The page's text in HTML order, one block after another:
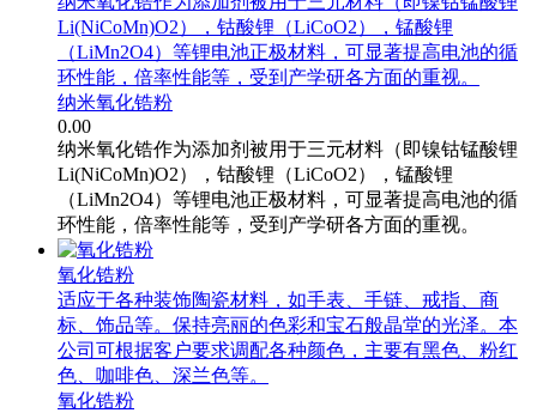
Li(NiCoMn)O2），钴酸锂（LiCoO2），锰酸锂
（LiMn2O4）等锂电池正极材料，可显著提高电池的循
环性能，倍率性能等，受到产学研各方面的重视。
纳米氧化锆粉
0.00
纳米氧化锆作为添加剂被用于三元材料（即镍钴锰酸锂
Li(NiCoMn)O2），钴酸锂（LiCoO2），锰酸锂
（LiMn2O4）等锂电池正极材料，可显著提高电池的循
环性能，倍率性能等，受到产学研各方面的重视。
氧化锆粉
适应于各种装饰陶瓷材料，如手表、手链、戒指、商
标、饰品等。保持亮丽的色彩和宝石般晶堂的光泽。本
公司可根据客户要求调配各种颜色，主要有黑色、粉红
色、咖啡色、深兰色等。
氧化锆粉